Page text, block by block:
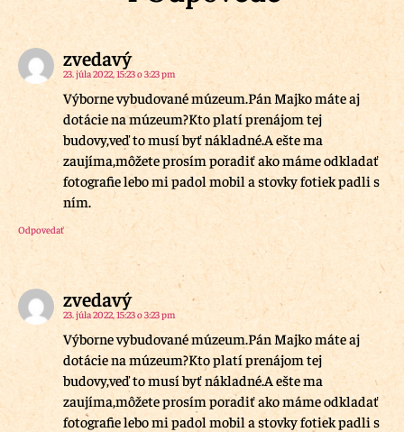
zvedavý
23. júla 2022, 15:23 o 3:23 pm
Výborne vybudované múzeum.Pán Majko máte aj
dotácie na múzeum?Kto platí prenájom tej
budovy,veď to musí byť nákladné.A ešte ma
zaujíma,môžete prosím poradiť ako máme odkladať
fotografie lebo mi padol mobil a stovky fotiek padli s
ním.
Odpovedať
zvedavý
23. júla 2022, 15:23 o 3:23 pm
Výborne vybudované múzeum.Pán Majko máte aj
dotácie na múzeum?Kto platí prenájom tej
budovy,veď to musí byť nákladné.A ešte ma
zaujíma,môžete prosím poradiť ako máme odkladať
fotografie lebo mi padol mobil a stovky fotiek padli s